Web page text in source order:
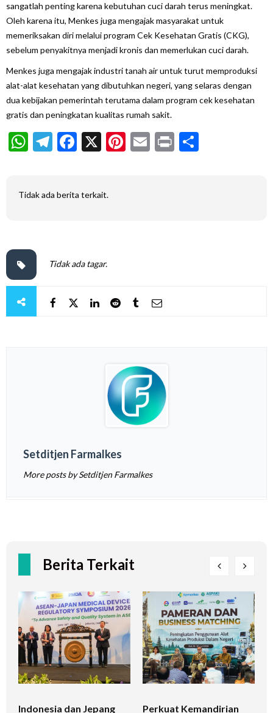
sangatlah penting karena kebutuhan cuci darah terus meningkat.
Oleh karena itu, Menkes juga mengajak masyarakat untuk
memeriksakan diri melalui program Cek Kesehatan Gratis (CKG),
sebelum penyakitnya menjadi kronis dan memerlukan cuci darah.
Menkes juga mengajak industri tanah air untuk turut memproduksi
alat-alat kesehatan yang dibutuhkan negeri, yang selaras dengan
dua kebijakan pemerintah terutama dalam program cek kesehatan
gratis dan peningkatan kualitas rumah sakit.
WhatsApp
Telegram
Facebook
X Pinterest
Email
Print
Tidak ada berita terkait.
Tidak ada tagar.
Setditjen Farmalkes
More posts by Setditjen Farmalkes
Berita Terkait
Indonesia dan Jepang Perkuat Kemandirian